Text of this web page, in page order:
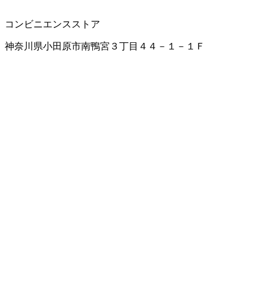
コンビニエンスストア
神奈川県小田原市南鴨宮３丁目４４－１－１Ｆ